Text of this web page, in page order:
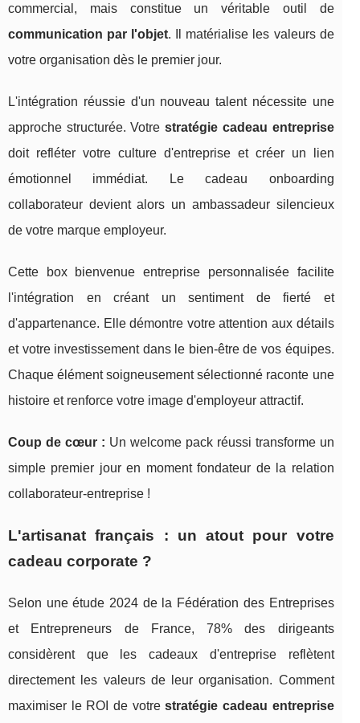
commercial, mais constitue un véritable outil de
communication par l'objet. Il matérialise les valeurs de
votre organisation dès le premier jour.
L'intégration réussie d'un nouveau talent nécessite une
approche structurée. Votrestratégie cadeau entreprise
doit refléter votre culture d'entreprise et créer un lien
émotionnel immédiat. Le cadeau onboarding
collaborateur devient alors un ambassadeur silencieux
de votre marque employeur.
Cette box bienvenue entreprise personnalisée facilite
l'intégration en créant un sentiment de fierté et
d'appartenance. Elle démontre votre attention aux détails
et votre investissement dans le bien-être de vos équipes.
Chaque élément soigneusement sélectionné raconte une
histoire et renforce votre image d'employeur attractif.
Coup de cœur : Un welcome pack réussi transforme un
simple premier jour en moment fondateur de la relation
collaborateur-entreprise !
L'artisanat français : un atout pour votre
cadeau corporate ?
Selon une étude 2024 de la Fédération des Entreprises
et Entrepreneurs de France, 78% des dirigeants
considèrent que les cadeaux d'entreprise reflètent
directement les valeurs de leur organisation. Comment
maximiser le ROI de votrestratégie cadeau entreprise